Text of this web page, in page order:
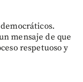
mensaje de que
respetuoso y